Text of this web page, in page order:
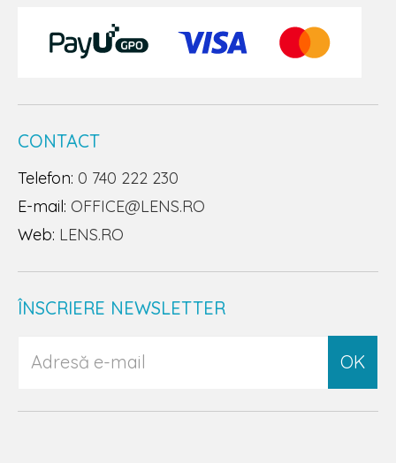
CONTACT
Telefon: 0 740 222 230
E-mail: OFFICE@LENS.RO
Web: LENS.RO
ÎNSCRIERE NEWSLETTER
OK